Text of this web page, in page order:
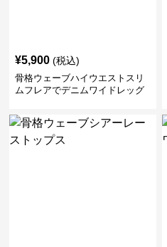
¥5,900 (税込)
骨格ウェーブハイウエストスリ
ムフレアでデニムワイドレッグ